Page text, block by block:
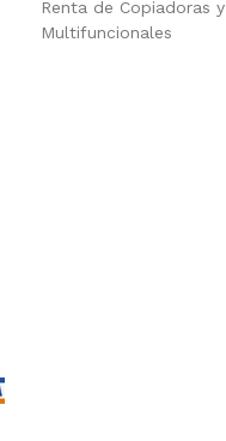
Renta de Copiadoras y
Multifuncionales